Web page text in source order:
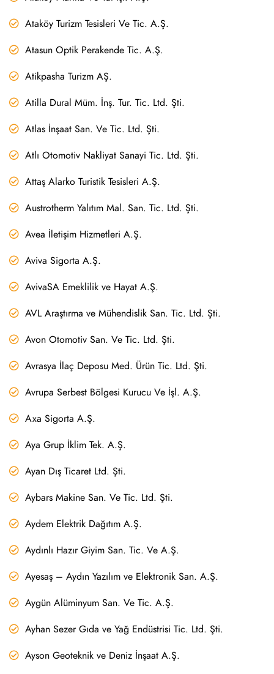
Ataköy Turizm Tesisleri Ve Tic. A.Ş.
Atasun Optik Perakende Tic. A.Ş.
Atikpasha Turizm AŞ.
Atilla Dural Müm. İnş. Tur. Tic. Ltd. Şti.
Atlas İnşaat San. Ve Tic. Ltd. Şti.
Atlı Otomotiv Nakliyat Sanayi Tic. Ltd. Şti.
Attaş Alarko Turistik Tesisleri A.Ş.
Austrotherm Yalıtım Mal. San. Tic. Ltd. Şti.
Avea İletişim Hizmetleri A.Ş.
Aviva Sigorta A.Ş.
AvivaSA Emeklilik ve Hayat A.Ş.
AVL Araştırma ve Mühendislik San. Tic. Ltd. Şti.
Avon Otomotiv San. Ve Tic. Ltd. Şti.
Avrasya İlaç Deposu Med. Ürün Tic. Ltd. Şti.
Avrupa Serbest Bölgesi Kurucu Ve İşl. A.Ş.
Axa Sigorta A.Ş.
Aya Grup İklim Tek. A.Ş.
Ayan Dış Ticaret Ltd. Şti.
Aybars Makine San. Ve Tic. Ltd. Şti.
Aydem Elektrik Dağıtım A.Ş.
Aydınlı Hazır Giyim San. Tic. Ve A.Ş.
Ayesaş – Aydın Yazılım ve Elektronik San. A.Ş.
Aygün Alüminyum San. Ve Tic. A.Ş.
Ayhan Sezer Gıda ve Yağ Endüstrisi Tic. Ltd. Şti.
Ayson Geoteknik ve Deniz İnşaat A.Ş.